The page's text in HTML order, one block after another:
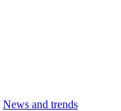
News and trends